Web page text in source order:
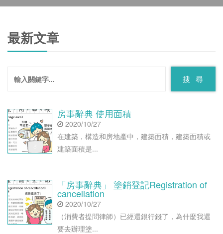
最新文章
搜 尋
房事辭典 使用面積
2020/10/27
在建築，構造和房地產中，建築面積，建築面積或
建築面積是...
「房事辭典」 塗銷登記Registration of
cancellation
2020/10/27
（消費者提問律師）已經還銀行錢了，為什麼我還
要去辦理塗...